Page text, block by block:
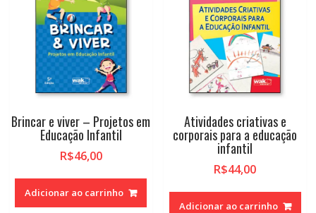
Brincar e viver – Projetos em
Educação Infantil
R$46,00
Adicionar ao carrinho
Atividades criativas e
corporais para a educação
infantil
R$44,00
Adicionar ao carrinho